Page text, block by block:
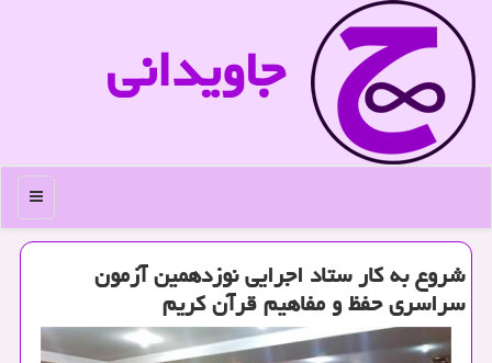
جاویدانی
منو
شروع به كار ستاد اجرایی نوزدهمین آزمون
سراسری حفظ و مفاهیم قرآن كریم